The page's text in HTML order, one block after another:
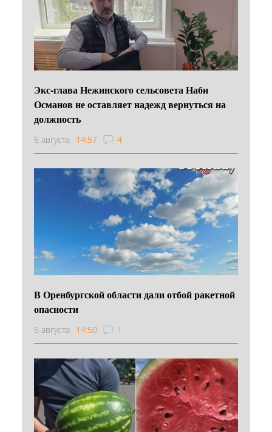
Экс-глава Нежинского сельсовета Наби
Османов не оставляет надежд вернуться на
должность
6 августа 14:57 4
В Оренбургской области дали отбой ракетной
опасности
6 августа 14:50 1